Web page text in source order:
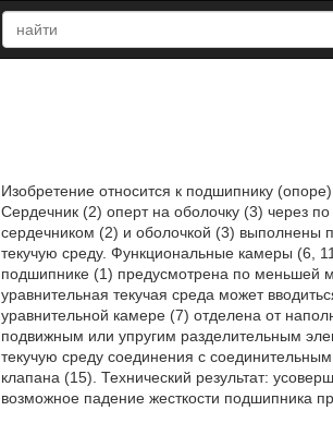
Изобретение относится к подшипнику
Сердечник (2) оперт на оболочку (3) через
сердечником (2) и оболочкой (3)
текучую среду. Функциональные камеры (6,
подшипнике (1) предусмотрена по меньшей
уравнительная текучая среда может
уравнительной камере (7) отделена от
подвижным или упругим разделительным
текучую среду соединения с
клапана (15). Технический результат:
возможное падение жесткости подшипника